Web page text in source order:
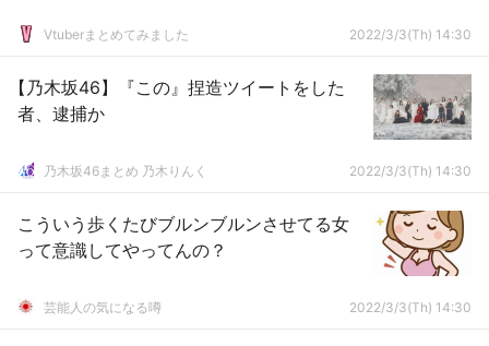
Vtuberまとめてみました 2022/3/3(Th) 14:30
【乃木坂46】『この』捏造ツイートをした
者、逮捕か
乃木坂46まとめ 乃木りんく 2022/3/3(Th) 14:30
こういう歩くたびブルンブルンさせてる女
って意識してやってんの？
芸能人の気になる噂 2022/3/3(Th) 14:30